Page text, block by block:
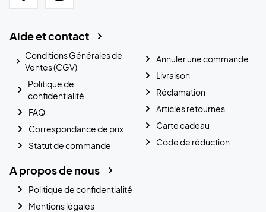
Aide et contact
Conditions Générales de
Ventes (CGV)
Politique de
confidentialité
FAQ
Correspondance de prix
Statut de commande
Annuler une commande
Livraison
Réclamation
Articles retournés
Carte cadeau
Code de réduction
A propos de nous
Politique de confidentialité
Mentions légales